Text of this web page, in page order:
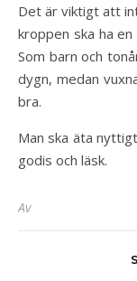
Det är viktigt att
kroppen ska ha
Som barn och
dygn, medan
bra.
Man ska äta
godis och läsk.
Av